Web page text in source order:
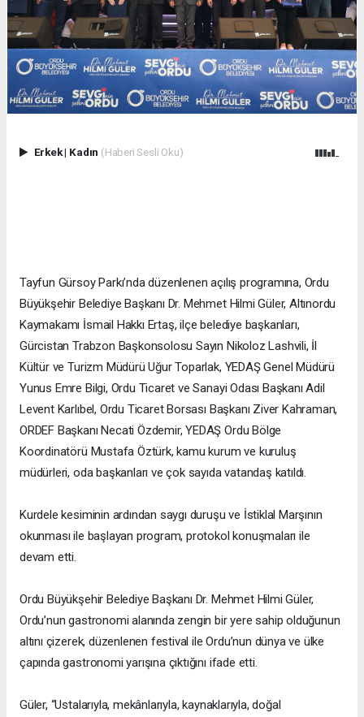
Erkek| Kadın (Haberi Sesli Oku)
Tayfun Gürsoy Parkı’nda düzenlenen açılış programına, Ordu
Büyükşehir Belediye Başkanı Dr. Mehmet Hilmi Güler, Altınordu
Kaymakamı İsmail Hakkı Ertaş, ilçe belediye başkanları,
Gürcistan Trabzon Başkonsolosu Sayın Nikoloz Lashvili, İl
Kültür ve Turizm Müdürü Uğur Toparlak, YEDAŞ Genel Müdürü
Yunus Emre Bilgi, Ordu Ticaret ve Sanayi Odası Başkanı Adil
Levent Karlıbel, Ordu Ticaret Borsası Başkanı Ziver Kahraman,
ORDEF Başkanı Necati Özdemir, YEDAŞ Ordu Bölge
Koordinatörü Mustafa Öztürk, kamu kurum ve kuruluş
müdürleri, oda başkanları ve çok sayıda vatandaş katıldı.
Kurdele kesiminin ardından saygı duruşu ve İstiklal Marşının
okunması ile başlayan program, protokol konuşmaları ile
devam etti.
Ordu Büyükşehir Belediye Başkanı Dr. Mehmet Hilmi Güler,
Ordu’nun gastronomi alanında zengin bir yere sahip olduğunun
altını çizerek, düzenlenen festival ile Ordu’nun dünya ve ülke
çapında gastronomi yarışına çıktığını ifade etti.
Güler, “Ustalarıyla, mekânlarıyla, kaynaklarıyla, doğal